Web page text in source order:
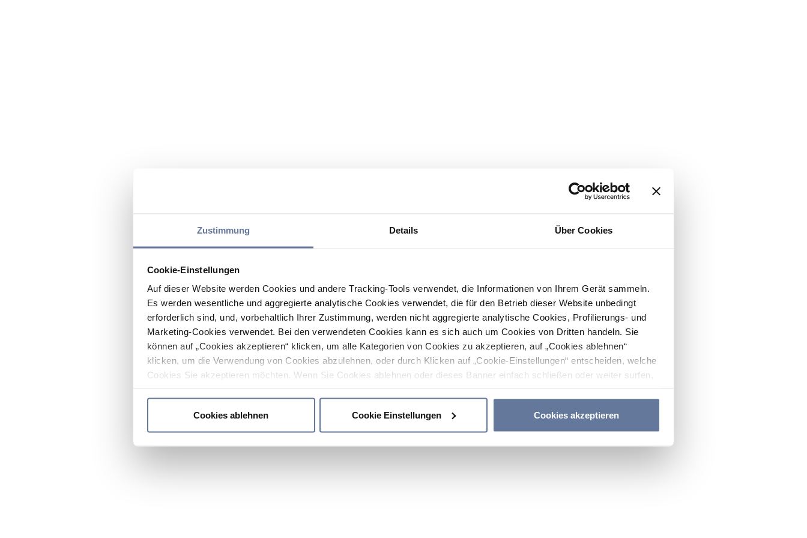
Zustimmung Details Über Cookies
Cookie-Einstellungen
Auf dieser Website werden Cookies und andere Tracking-Tools verwendet, die Informationen von Ihrem Gerät sammeln.
Es werden wesentliche und aggregierte analytische Cookies verwendet, die für den Betrieb dieser Website unbedingt
erforderlich sind, und, vorbehaltlich Ihrer Zustimmung, werden nicht aggregierte analytische Cookies, Profilierungs- und
Marketing-Cookies verwendet. Bei den verwendeten Cookies kann es sich auch um Cookies von Dritten handeln. Sie
können auf „Cookies akzeptieren“ klicken, um alle Kategorien von Cookies zu akzeptieren, auf „Cookies ablehnen“
klicken, um die Verwendung von Cookies abzulehnen, oder durch Klicken auf „Cookie-Einstellungen“ entscheiden, welche
Cookies Sie akzeptieren möchten. Wenn Sie Cookies ablehnen oder dieses Banner einfach schließen oder weiter surfen,
Cookies ablehnen
Cookie Einstellungen Cookies akzeptieren